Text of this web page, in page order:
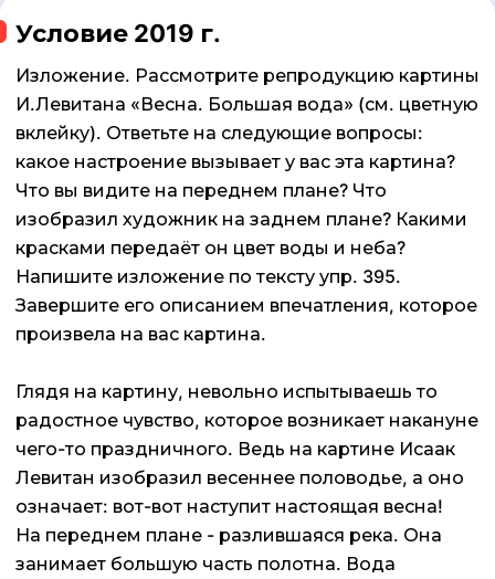
Условие 2019 г.
Изложение. Рассмотрите репродукцию картины
И.Левитана «Весна. Большая вода» (см. цветную
вклейку). Ответьте на следующие вопросы:
какое настроение вызывает у вас эта картина?
Что вы видите на переднем плане? Что
изобразил художник на заднем плане? Какими
красками передаёт он цвет воды и неба?
Напишите изложение по тексту упр. 395.
Завершите его описанием впечатления, которое
произвела на вас картина.
Глядя на картину, невольно испытываешь то
радостное чувство, которое возникает накануне
чего-то праздничного. Ведь на картине Исаак
Левитан изобразил весеннее половодье, а оно
означает: вот-вот наступит настоящая весна!
На переднем плане - разлившаяся река. Она
занимает большую часть полотна. Вода